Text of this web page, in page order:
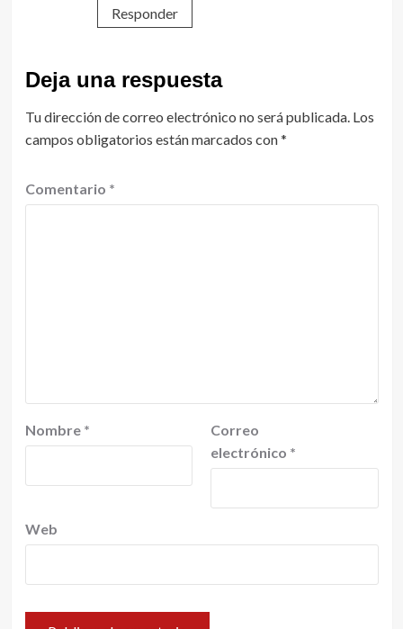
Responder
Deja una respuesta
Tu dirección de correo electrónico no será publicada. Los
campos obligatorios están marcados con*
Comentario *
Nombre *
Correo
electrónico *
Web